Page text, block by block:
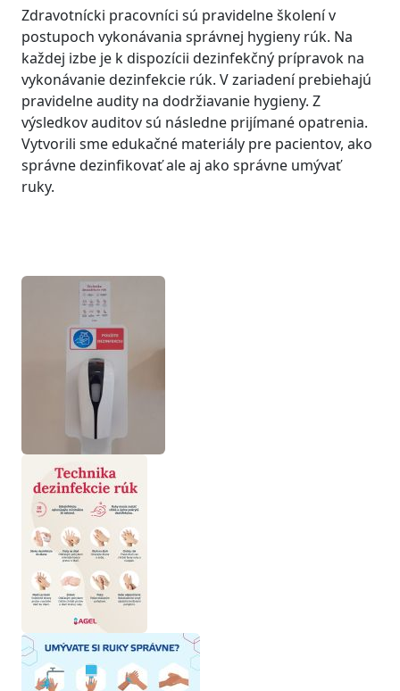
Zdravotnícki pracovníci sú pravidelne školení v
postupoch vykonávania správnej hygieny rúk. Na
každej izbe je k dispozícii dezinfekčný prípravok na
vykonávanie dezinfekcie rúk. V zariadení prebiehajú
pravidelne audity na dodržiavanie hygieny. Z
výsledkov auditov sú následne prijímané opatrenia.
Vytvorili sme edukačné materiály pre pacientov, ako
správne dezinfikovať ale aj ako správne umývať
ruky.